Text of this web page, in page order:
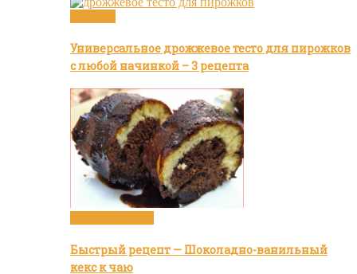
Универсальное дрожжевое тесто для пирожков
с любой начинкой – 3 рецепта
Быстрый рецепт — Шоколадно-ванильный
кекс к чаю